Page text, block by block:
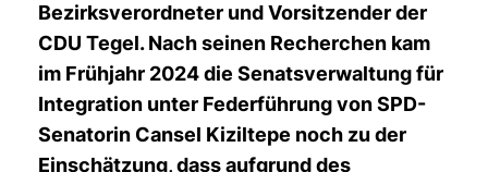
Bezirksverordneter und Vorsitzender der
CDU Tegel. Nach seinen Recherchen kam
im Frühjahr 2024 die Senatsverwaltung für
Integration unter Federführung von SPD-
Senatorin Cansel Kiziltepe noch zu der
Einschätzung, dass aufgrund des